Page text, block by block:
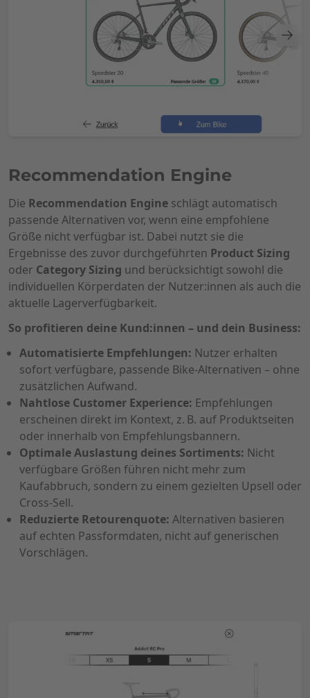
Recommendation Engine
Die Recommendation Engine schlägt automatisch
passende Alternativen vor, wenn eine empfohlene
Größe nicht verfügbar ist. Dabei nutzt sie die
Ergebnisse des zuvor durchgeführten Product Sizing
oder Category Sizing und berücksichtigt sowohl die
individuellen Körperdaten der Nutzer:innen als auch die
aktuelle Lagerverfügbarkeit.
So profitieren deine Kund:innen – und dein Business:
Automatisierte Empfehlungen: Nutzer erhalten
sofort verfügbare, passende Bike-Alternativen – ohne
zusätzlichen Aufwand.
Nahtlose Customer Experience: Empfehlungen
erscheinen direkt im Kontext, z. B. auf Produktseiten
oder innerhalb von Empfehlungsbannern.
Optimale Auslastung deines Sortiments: Nicht
verfügbare Größen führen nicht mehr zum
Kaufabbruch, sondern zu einem gezielten Upsell oder
Cross-Sell.
Reduzierte Retourenquote: Alternativen basieren
auf echten Passformdaten, nicht auf generischen
Vorschlägen.